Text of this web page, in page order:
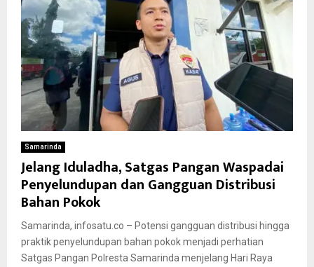
Samarinda
Jelang Iduladha, Satgas Pangan Waspadai
Penyelundupan dan Gangguan Distribusi
Bahan Pokok
Samarinda, infosatu.co – Potensi gangguan distribusi hingga
praktik penyelundupan bahan pokok menjadi perhatian
Satgas Pangan Polresta Samarinda menjelang Hari Raya